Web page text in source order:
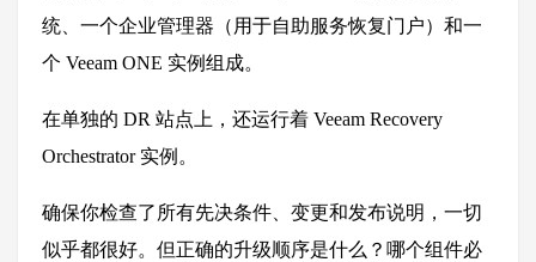
统、一个企业管理器（用于自助服务恢复门户）和一
个 Veeam ONE 实例组成。
在单独的 DR 站点上，还运行着 Veeam Recovery
Orchestrator 实例。
确保你检查了所有先决条件、变更和发布说明，一切
似乎都很好。但正确的升级顺序是什么？哪个组件必